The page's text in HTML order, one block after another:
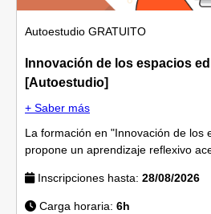
Autoestudio GRATUITO
Innovación de los espacios
[Autoestudio]
+ Saber más
La formación en "Innovación de los
propone un aprendizaje reflexivo
Inscripciones hasta: 28/08/2026
Carga horaria: 6h